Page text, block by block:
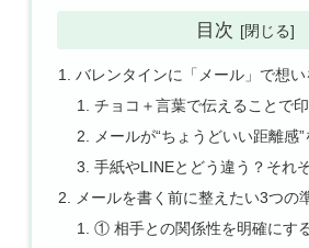
目次
バレンタインに「メール」で想
チョコ＋言葉で伝えることで
メールが“ちょうどいい距離感
手紙やLINEとどう違う？それ
メールを書く前に整えたい3つの
① 相手との関係性を明確にす